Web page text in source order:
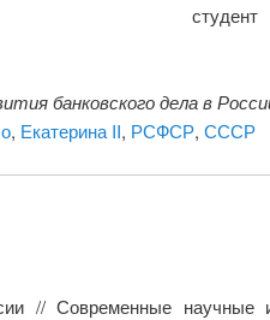
студент
банковского дела в
, Екатерина II, РСФСР, СССР
// Современные